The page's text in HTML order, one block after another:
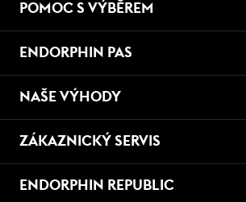
POMOC S VÝBĚREM
ENDORPHIN PAS
NAŠE VÝHODY
ZÁKAZNICKÝ SERVIS
ENDORPHIN REPUBLIC